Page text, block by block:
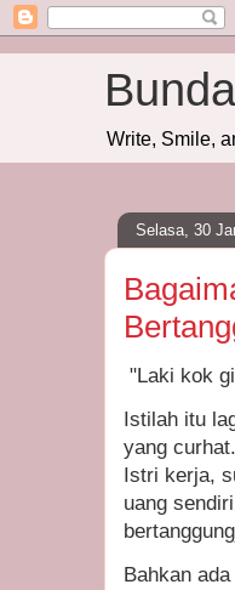
Write, Smile,
Selasa, 30
"Laki kok
Istilah itu
yang
Istri kerja,
uang
Bahkan